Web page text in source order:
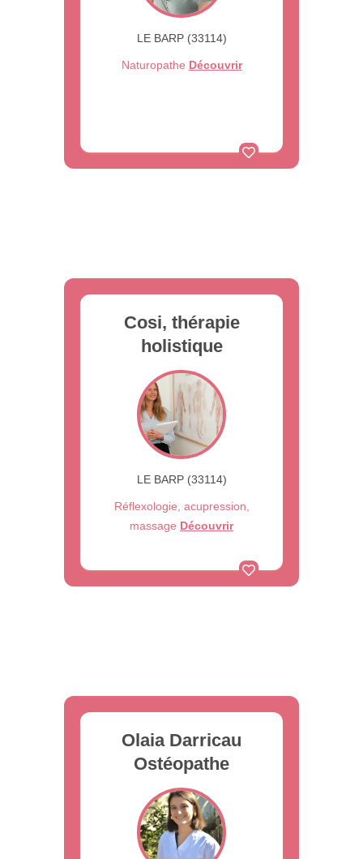
LE BARP (33114)
Naturopathe Découvrir
Cosi, thérapie
holistique
LE BARP (33114)
Réflexologie, acupression,
massage Découvrir
Olaia Darricau
Ostéopathe